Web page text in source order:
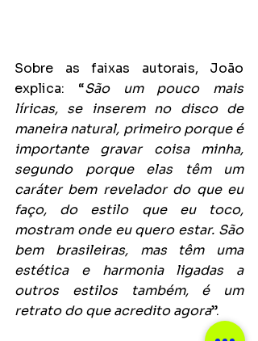
Sobre as faixas autorais, João
explica: “São um pouco mais
líricas, se inserem no disco de
maneira natural, primeiro porque é
importante gravar coisa minha,
segundo porque elas têm um
caráter bem revelador do que eu
faço, do estilo que eu toco,
mostram onde eu quero estar. São
bem brasileiras, mas têm uma
estética e harmonia ligadas a
outros estilos também, é um
retrato do que acredito agora”.